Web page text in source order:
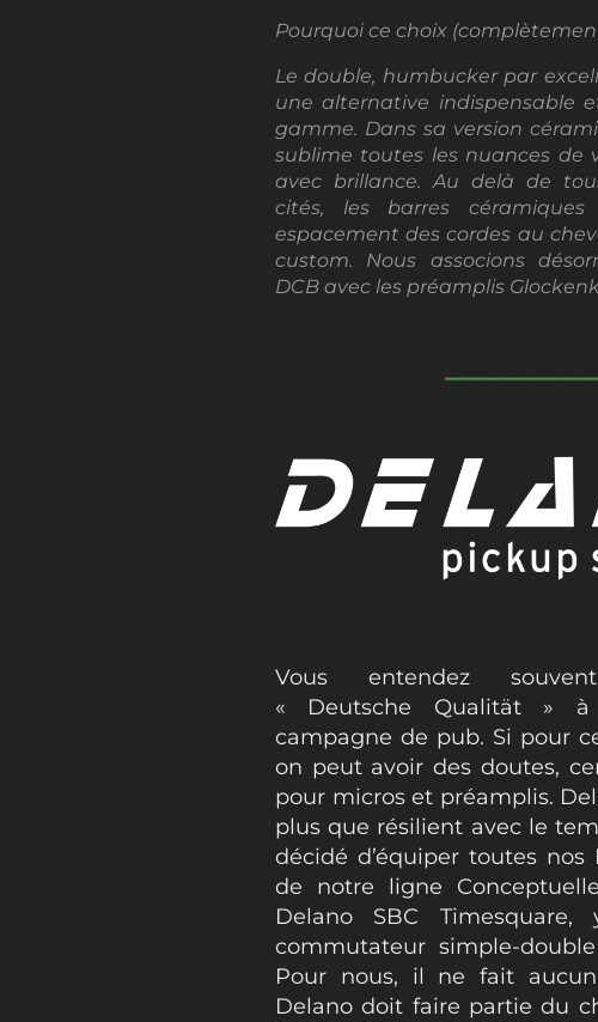
Pourquoi ce choix
Le double, humbucker par
une alternative indispensable
gamme. Dans sa version
sublime toutes les nuances de
avec brillance. Au delà de
cités, les barres
espacement des cordes au
custom. Nous associons
DCB avec les préamplis
Vous entendez souvent
« Deutsche Qualität »
campagne de pub. Si pour
on peut avoir des doutes,
pour micros et préamplis.
plus que résilient avec le
décidé d’équiper toutes nos
de notre ligne
Delano SBC
commutateur simple-
Pour nous, il ne fait
Delano doit faire partie du